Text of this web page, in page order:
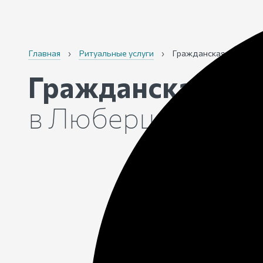
Главная › Ритуальные услуги › Гражданская
Гражданская
в Люберцах